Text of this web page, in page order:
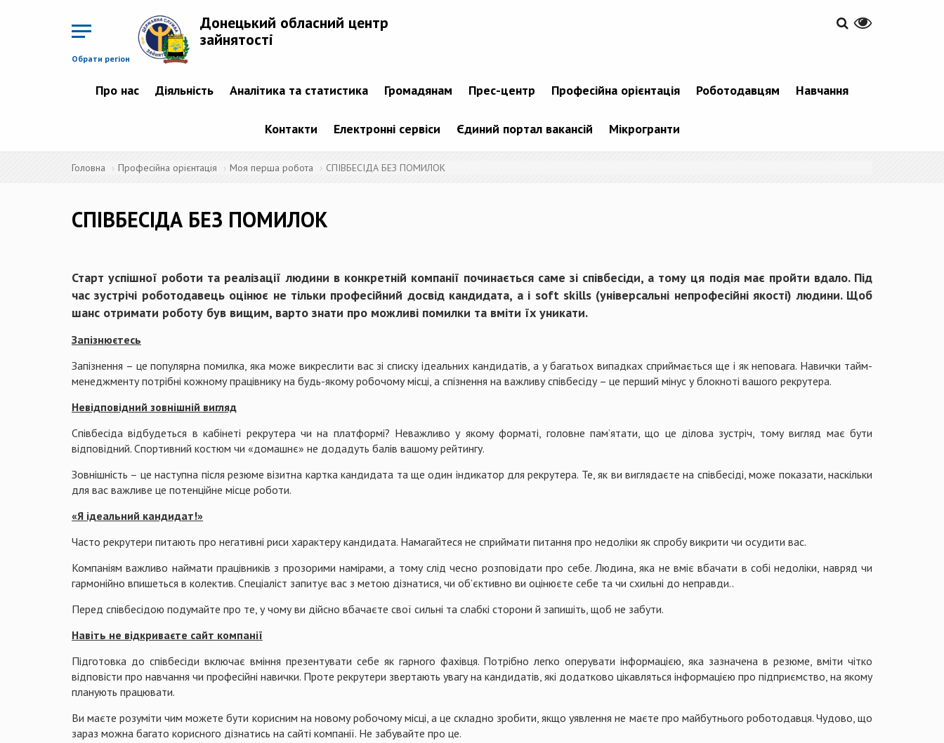
Обрати регіон
Донецький обласний центр
зайнятості
Про нас Діяльність Аналітика та статистика Громадянам Прес-центр Професійна орієнтація Роботодавцям Навчання
Контакти Електронні сервіси Єдиний портал вакансій Мікрогранти
Головна Професійна орієнтація Моя перша робота СПІВБЕСІДА БЕЗ ПОМИЛОК
СПІВБЕСІДА БЕЗ ПОМИЛОК
Старт успішної роботи та реалізації людини в конкретній компанії починається саме зі співбесіди, а тому ця подія має пройти вдало. Під
час зустрічі роботодавець оцінює не тільки професійний досвід кандидата, а і soft skills (універсальні непрофесійні якості) людини. Щоб
шанс отримати роботу був вищим, варто знати про можливі помилки та вміти їх уникати.
Запізнюєтесь
Запізнення – це популярна помилка, яка може викреслити вас зі списку ідеальних кандидатів, а у багатьох випадках сприймається ще і як неповага. Навички тайм-
менеджменту потрібні кожному працівнику на будь-якому робочому місці, а спізнення на важливу співбесіду – це перший мінус у блокноті вашого рекрутера.
Невідповідний зовнішній вигляд
Співбесіда відбудеться в кабінеті рекрутера чи на платформі? Неважливо у якому форматі, головне пам’ятати, що це ділова зустріч, тому вигляд має бути
відповідний. Спортивний костюм чи «домашнє» не додадуть балів вашому рейтингу.
Зовнішність – це наступна після резюме візитна картка кандидата та ще один індикатор для рекрутера. Те, як ви виглядаєте на співбесіді, може показати, наскільки
для вас важливе це потенційне місце роботи.
«Я ідеальний кандидат!»
Часто рекрутери питають про негативні риси характеру кандидата. Намагайтеся не сприймати питання про недоліки як спробу викрити чи осудити вас.
Компаніям важливо наймати працівників з прозорими намірами, а тому слід чесно розповідати про себе. Людина, яка не вміє вбачати в собі недоліки, навряд чи
гармонійно впишеться в колектив. Спеціаліст запитує вас з метою дізнатися, чи об’єктивно ви оцінюєте себе та чи схильні до неправди..
Перед співбесідою подумайте про те, у чому ви дійсно вбачаєте свої сильні та слабкі сторони й запишіть, щоб не забути.
Навіть не відкриваєте сайт компанії
Підготовка до співбесіди включає вміння презентувати себе як гарного фахівця. Потрібно легко оперувати інформацією, яка зазначена в резюме, вміти чітко
відповісти про навчання чи професійні навички. Проте рекрутери звертають увагу на кандидатів, які додатково цікавляться інформацією про підприємство, на якому
планують працювати.
Ви маєте розуміти чим можете бути корисним на новому робочому місці, а це складно зробити, якщо уявлення не маєте про майбутнього роботодавця. Чудово, що
зараз можна багато корисного дізнатись на сайті компанії. Не забувайте про це.